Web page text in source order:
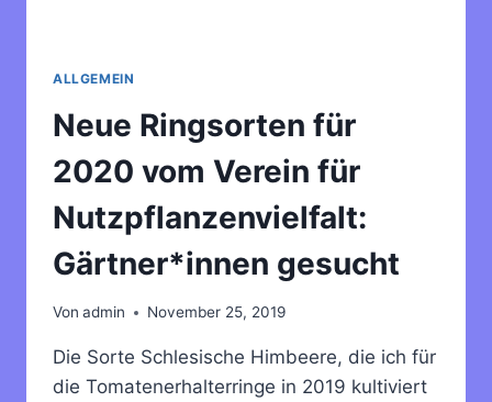
ALLGEMEIN
Neue Ringsorten für
2020 vom Verein für
Nutzpflanzenvielfalt:
Gärtner*innen gesucht
Von admin November 25, 2019
Die Sorte Schlesische Himbeere, die ich für
die Tomatenerhalterringe in 2019 kultiviert